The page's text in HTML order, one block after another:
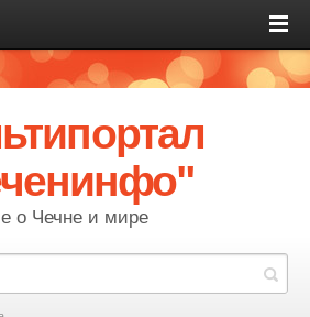
о Чечне и мире